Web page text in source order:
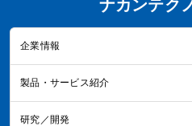
ナカンテク
企業情報
製品・サービス紹介
研究／開発